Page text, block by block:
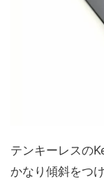
テンキーレスの
かなり傾斜をつ